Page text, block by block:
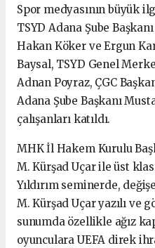
Spor medyasının büyük
TSYD Adana Şube
Hakan Köker ve Ergun
Baysal, TSYD Genel
Adnan Poyraz, ÇGC
Adana Şube Başkanı
çalışanları katıldı.
MHK İl Hakem Kurulu
M. Kürşad Uçar ile üst
Yıldırım seminerde,
M. Kürşad Uçar yazılı ve
sunumda özellikle ağız
oyunculara UEFA direk